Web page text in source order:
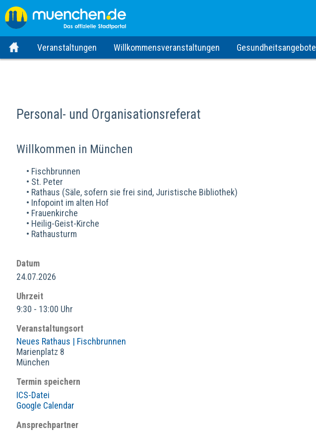
Veranstaltungen Willkommensveranstaltungen Gesundheitsangebote
Personal- und Organisationsreferat
Willkommen in München
• Fischbrunnen
• St. Peter
• Rathaus (Säle, sofern sie frei sind, Juristische Bibliothek)
• Infopoint im alten Hof
• Frauenkirche
• Heilig-Geist-Kirche
• Rathausturm
Datum
24.07.2026
Uhrzeit
9:30 - 13:00 Uhr
Veranstaltungsort
Neues Rathaus | Fischbrunnen
Marienplatz 8
München
Termin speichern
ICS-Datei
Google Calendar
Ansprechpartner